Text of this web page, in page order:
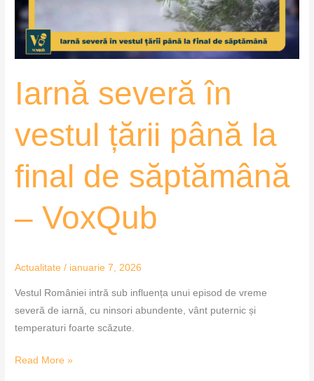
Iarnă severă în
vestul țării până la
final de săptămână
– VoxQub
Actualitate / ianuarie 7, 2026
Vestul României intră sub influența unui episod de vreme
severă de iarnă, cu ninsori abundente, vânt puternic și
temperaturi foarte scăzute.
la
final
–
VoxQub
Read More »